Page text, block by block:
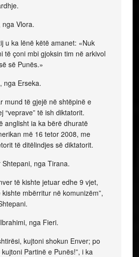
Vlora.
u ka lënë këtë amanet: «Nuk
të çoni mbi gjoksin tim në arkivol
së Punës.»
nga Erseka.
mund të gjejë në shtëpinë e
“veprave” të ish diktatorit.
anglisht ia ka bërë dhuratë
më 16 tetor 2008, me
të ditëlindjes së diktatorit.
nga Tirana.
të kishte jetuar edhe 9 vjet,
mbërritur në komunizëm”,
nga Fieri.
kujtoni shokun Enver; po
Partinë e Punës!”, i ka